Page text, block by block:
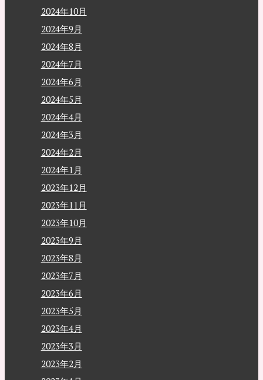
2024年10月
2024年9月
2024年8月
2024年7月
2024年6月
2024年5月
2024年4月
2024年3月
2024年2月
2024年1月
2023年12月
2023年11月
2023年10月
2023年9月
2023年8月
2023年7月
2023年6月
2023年5月
2023年4月
2023年3月
2023年2月